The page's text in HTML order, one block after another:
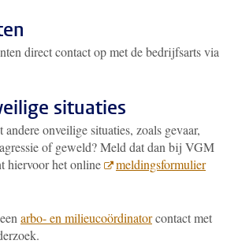
direct contact op met de bedrijfsarts via
situaties
onveilige situaties, zoals gevaar,
of geweld? Meld dat dan bij VGM
hiervoor het online
meldingsformulier
arbo- en milieucoördinatorcontact met